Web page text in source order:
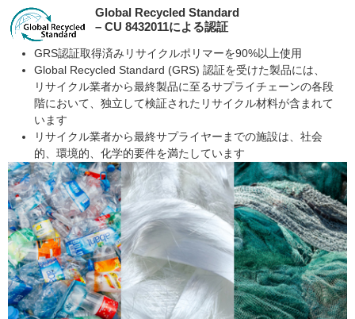
Global Recycled Standard
– CU 8432011による認証
GRS認証取得済みリサイクルポリマーを90%以上使用
Global Recycled Standard (GRS) 認証を受けた製品には、
リサイクル業者から最終製品に至るサプライチェーンの各段
階において、独立して検証されたリサイクル材料が含まれて
います
リサイクル業者から最終サプライヤーまでの施設は、社会
的、環境的、化学的要件を満たしています